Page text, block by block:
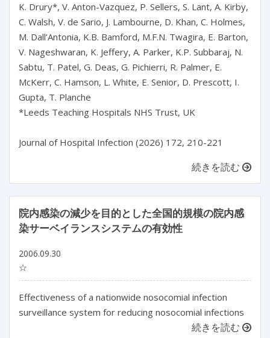
K. Drury*, V. Anton-Vazquez, P. Sellers, S. Lant, A. Kirby,
C. Walsh, V. de Sario, J. Lambourne, D. Khan, C. Holmes,
M. Dall’Antonia, K.B. Bamford, M.F.N. Twagira, E. Barton,
V. Nageshwaran, K. Jeffery, A. Parker, K.P. Subbaraj, N.
Sabtu, T. Patel, G. Deas, G. Pichierri, R. Palmer, E.
McKerr, C. Hamson, L. White, E. Senior, D. Prescott, I.
Gupta, T. Planche
*Leeds Teaching Hospitals NHS Trust, UK
Journal of Hospital Infection (2026) 172, 210-221
続きを読む
院内感染の減少を目的とした全国的規模の院内感
染サーベイランスシステムの有効性
2006.09.30
☆
Effectiveness of a nationwide nosocomial infection
surveillance system for reducing nosocomial infections
続きを読む